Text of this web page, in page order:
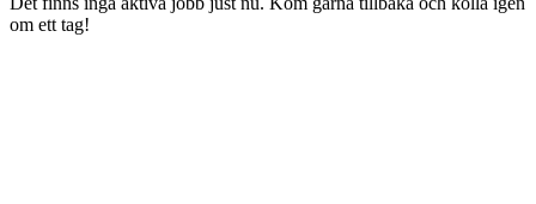
om ett tag!